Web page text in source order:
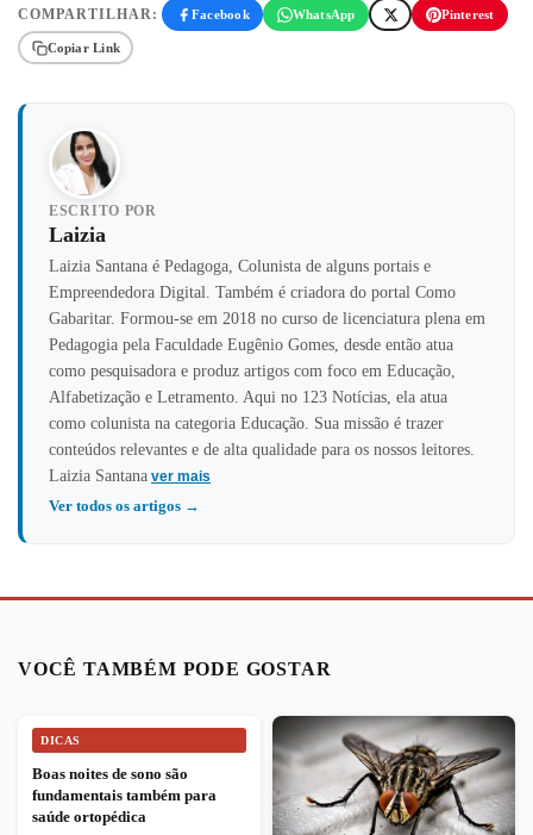
COMPARTILHAR: Facebook WhatsApp Pinterest
Copiar Link
ESCRITO POR
Laizia
Laizia Santana é Pedagoga, Colunista de alguns portais e
Empreendedora Digital. Também é criadora do portal Como
Gabaritar. Formou-se em 2018 no curso de licenciatura plena em
Pedagogia pela Faculdade Eugênio Gomes, desde então atua
como pesquisadora e produz artigos com foco em Educação,
Alfabetização e Letramento. Aqui no 123 Notícias, ela atua
como colunista na categoria Educação. Sua missão é trazer
conteúdos relevantes e de alta qualidade para os nossos leitores.
Laizia Santana ver mais
Ver todos os artigos →
VOCÊ TAMBÉM PODE GOSTAR
DICAS
Boas noites de sono são
fundamentais também para
saúde ortopédica